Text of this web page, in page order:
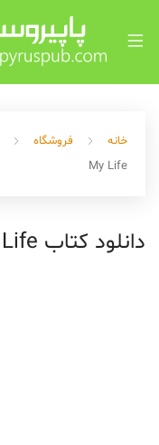
خانه فروشگاه
My Life
دانلود کتاب Story of My Life